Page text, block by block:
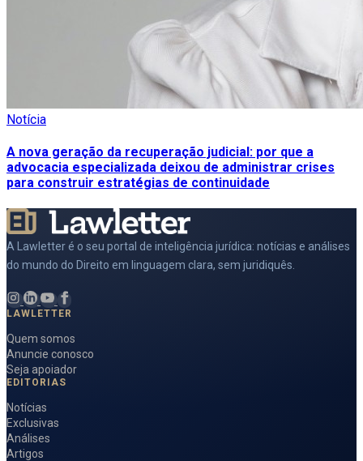
Notícia
A nova geração da recuperação judicial: por que a
advocacia especializada deixou de administrar crises
para construir estratégias de continuidade
A Lawletter é o seu portal de inteligência jurídica: notícias e análises
do mundo do Direito em linguagem clara, sem juridiquês.
LAWLETTER
Quem somos
Anuncie conosco
Seja apoiador
EDITORIAS
Notícias
Exclusivas
Análises
Artigos